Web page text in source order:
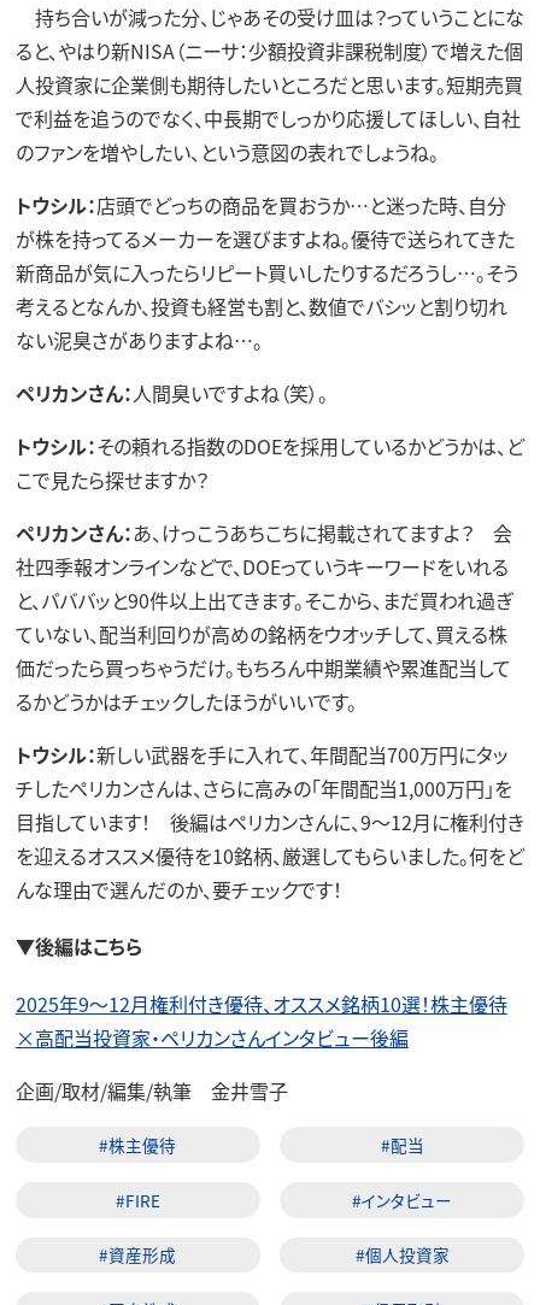
持ち合いが減った分、じゃあその受け皿は？っていうことにな
ると、やはり新NISA（ニーサ：少額投資非課税制度）で増えた個
人投資家に企業側も期待したいところだと思います。短期売買
で利益を追うのでなく、中長期でしっかり応援してほしい、自社
のファンを増やしたい、という意図の表れでしょうね。
トウシル：店頭でどっちの商品を買おうか…と迷った時、自分
が株を持ってるメーカーを選びますよね。優待で送られてきた
新商品が気に入ったらリピート買いしたりするだろうし…。そう
考えるとなんか、投資も経営も割と、数値でバシッと割り切れ
ない泥臭さがありますよね…。
ペリカンさん：人間臭いですよね（笑）。
トウシル：その頼れる指数のDOEを採用しているかどうかは、ど
こで見たら探せますか？
ペリカンさん：あ、けっこうあちこちに掲載されてますよ？ 会
社四季報オンラインなどで、DOEっていうキーワードをいれる
と、バババッと90件以上出てきます。そこから、まだ買われ過ぎ
ていない、配当利回りが高めの銘柄をウオッチして、買える株
価だったら買っちゃうだけ。もちろん中期業績や累進配当して
るかどうかはチェックしたほうがいいです。
トウシル：新しい武器を手に入れて、年間配当700万円にタッ
チしたペリカンさんは、さらに高みの「年間配当1,000万円」を
目指しています！ 後編はペリカンさんに、9～12月に権利付き
を迎えるオススメ優待を10銘柄、厳選してもらいました。何をど
んな理由で選んだのか、要チェックです！
▼後編はこちら
2025年9～12月権利付き優待、オススメ銘柄10選！株主優待
×高配当投資家・ペリカンさんインタビュー後編
企画/取材/編集/執筆 金井雪子
#株主優待 #配当
#FIRE #インタビュー
#資産形成 #個人投資家